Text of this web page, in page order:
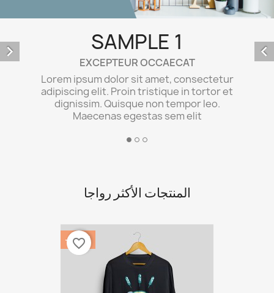
SAMPLE 1
EXCEPTEUR OCCAECAT
dolor sit amet, consectetur
elit. Proin tristique in tortor et
Quisque non tempor leo.
egestas sem elit
Lorem
dignissim.
 
المنتجات الأكثر رواجا
‎-20%
favorite_border